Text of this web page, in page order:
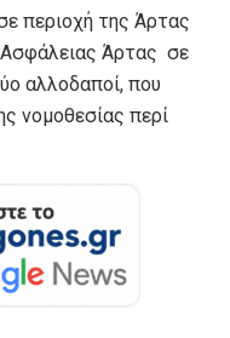
περιοχή της Άρτας
Άρτας σε
αλλοδαποί, που
νομοθεσίας περί